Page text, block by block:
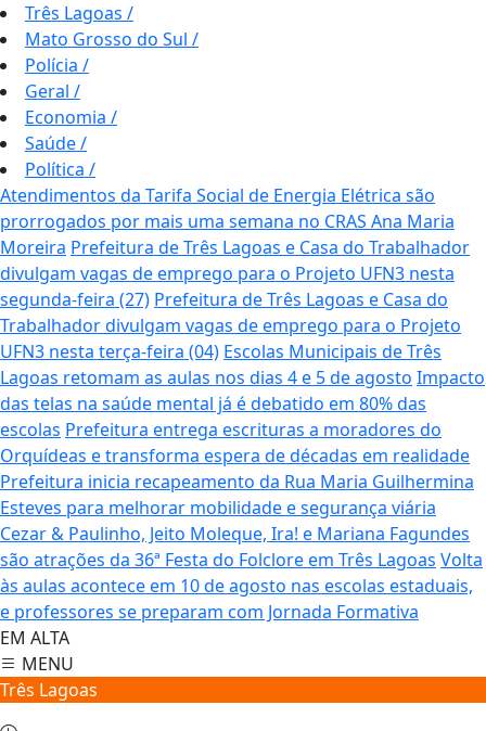
Três Lagoas /
Mato Grosso do Sul /
Polícia /
Geral /
Economia /
Saúde/
Política /
Atendimentos da Tarifa Social de Energia Elétrica são
prorrogados por mais uma semana no CRAS Ana Maria
Moreira Prefeitura de Três Lagoas e Casa do Trabalhador
divulgam vagas de emprego para o Projeto UFN3 nesta
segunda-feira (27) Prefeitura de Três Lagoas e Casa do
Trabalhador divulgam vagas de emprego para o Projeto
UFN3 nesta terça-feira (04) Escolas Municipais de Três
Lagoas retomam as aulas nos dias 4 e 5 de agosto Impacto
das telas na saúde mental já é debatido em 80% das
escolas Prefeitura entrega escrituras a moradores do
Orquídeas e transforma espera de décadas em realidade
Prefeitura inicia recapeamento da Rua Maria Guilhermina
Esteves para melhorar mobilidade e segurança viária
Cezar & Paulinho, Jeito Moleque, Ira! e Mariana Fagundes
são atrações da 36ª Festa do Folclore em Três Lagoas Volta
às aulas acontece em 10 de agosto nas escolas estaduais,
e professores se preparam com Jornada Formativa
EM ALTA
MENU
Três Lagoas